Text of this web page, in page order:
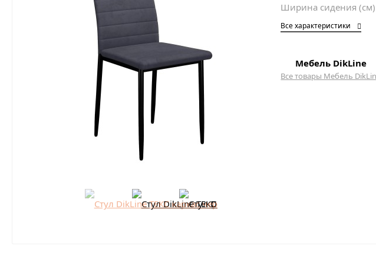
Ширина сидения
Все характеристики
Мебель DikLine
Все товары Мебель